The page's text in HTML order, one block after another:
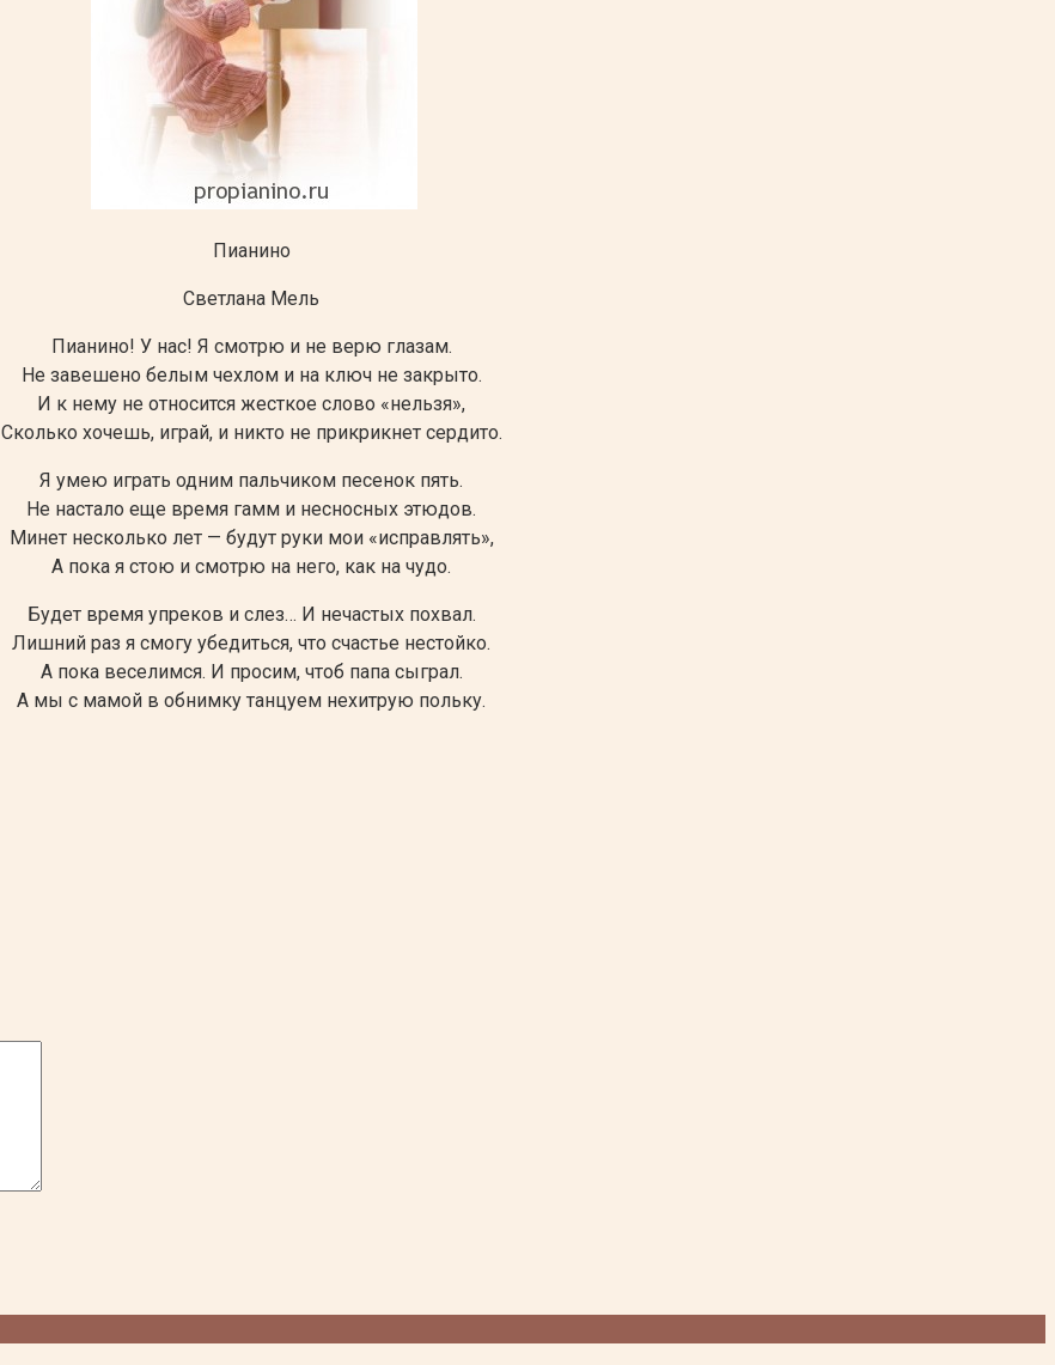
Пианино
Светлана Мель
Пианино! У нас! Я смотрю и не верю глазам.
Не завешено белым чехлом и на ключ не закрыто.
И к нему не относится жесткое слово «нельзя»,
Сколько хочешь, играй, и никто не прикрикнет сердито.
Я умею играть одним пальчиком песенок пять.
Не настало еще время гамм и несносных этюдов.
Минет несколько лет — будут руки мои «исправлять»,
А пока я стою и смотрю на него, как на чудо.
Будет время упреков и слез… И нечастых похвал.
Лишний раз я смогу убедиться, что счастье нестойко.
А пока веселимся. И просим, чтоб папа сыграл.
А мы с мамой в обнимку танцуем нехитрую польку.